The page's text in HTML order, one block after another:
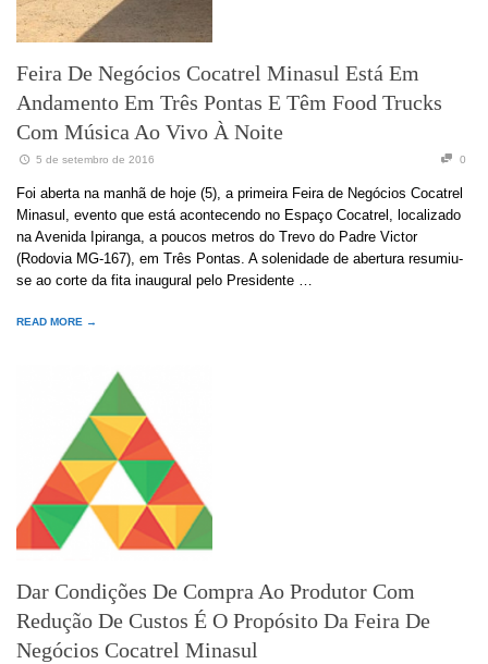
Feira De Negócios Cocatrel Minasul Está Em
Andamento Em Três Pontas E Têm Food Trucks
Com Música Ao Vivo À Noite
5 de setembro de 2016 0
Foi aberta na manhã de hoje (5), a primeira Feira de Negócios Cocatrel
Minasul, evento que está acontecendo no Espaço Cocatrel, localizado
na Avenida Ipiranga, a poucos metros do Trevo do Padre Victor
(Rodovia MG-167), em Três Pontas. A solenidade de abertura resumiu-
se ao corte da fita inaugural pelo Presidente …
READ MORE →
Dar Condições De Compra Ao Produtor Com
Redução De Custos É O Propósito Da Feira De
Negócios Cocatrel Minasul